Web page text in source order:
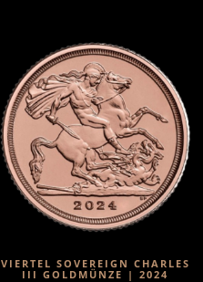
VIERTEL SOVEREIGN CHARLES
III GOLDMÜNZE | 2024